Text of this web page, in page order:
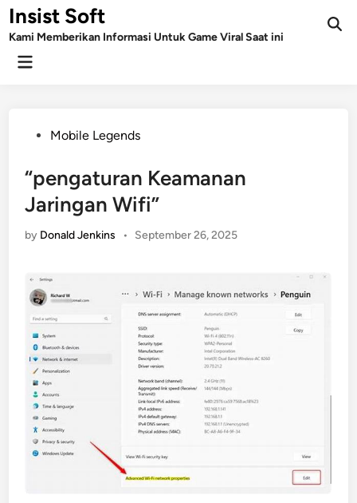
Skip
toInsist Soft
Kami Memberikan Informasi Untuk Game Viral Saat ini
Main
PostedMobile Legends
“pengaturan Keamanan
Jaringan Wifi”
by Donald Jenkins • September 26, 2025